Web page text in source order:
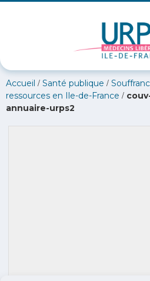
Accueil / Santé publique /
ressources en Ile-de-France /
annuaire-urps2